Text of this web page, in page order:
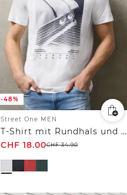
-48%
Street One MEN
T-Shirt mit Rundhals und Artwork
CHF 18.00CHF34.90